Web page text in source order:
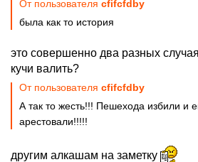
От пользователя cfifcfdby
была как то история
это совершенно два разных
кучи валить?
От пользователя cfifcfdby
А так то жесть!!! Пешехода избили и
арестовали!!!!!
другим алкашам на заметку